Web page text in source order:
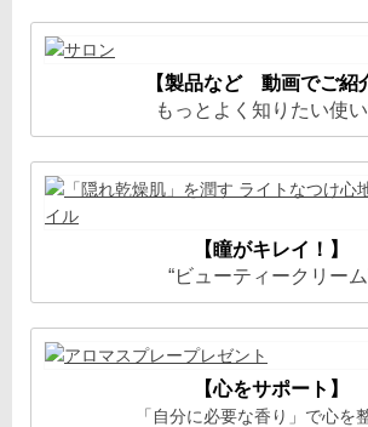
【製品など 動画でご紹
もっとよく知りたい使
【瞳がキレイ！】
“ビューティークリーム
【心をサポート】
「自分に必要な香り」で心を